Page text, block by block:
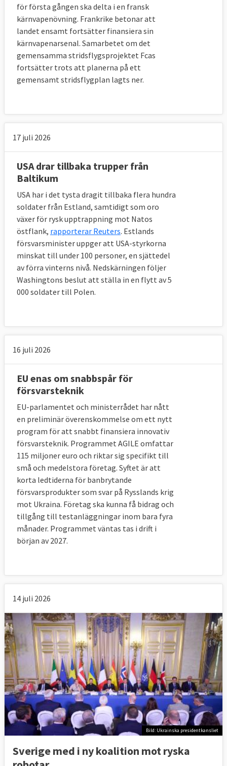
republiken Kongo (2006), Tchad (2008) och
Centralafrikanska republiken (2014). Det
finns även en motsvarighet för marina
insatser: EU Navfor.
Kanske i framtiden. Men frågan är helt
mellanstatlig och kräver i dag att alla
medlemsländer är med på det vilket innebär
att alla länder har vetorätt mot en eventuell
EU-armé. En sådan har heller inte
föreslagits i något formellt EU-dokument.
10. Hur ser EU-ländernas försvarsutgifter
EU-ländernas försvarsbudgetar är
sammantaget världens näst största
försvarsbudget efter USA. Försvarsindustrin
Försvarsbudgetarna i EU-länderna har dock
minskat de senaste åren, medan länder som
Kina, Ryssland och Saudiarabien har byggt
ut sina försvarssektorer USA satsade mer
än dubbelt så mycket som EU-ländernas
totala försvarsutgifter under 2015.
för första gången ska delta i en fransk
kärnvapenövning. Frankrike betonar att
landet ensamt fortsätter finansiera sin
kärnvapenarsenal. Samarbetet om det
gemensamma stridsflygsprojektet Fcas
fortsätter trots att planerna på ett
gemensamt stridsflygplan lagts ner.
17 juli 2026
USA drar tillbaka trupper från
Baltikum
USA har i det tysta dragit tillbaka flera hundra
soldater från Estland, samtidigt som oro
växer för rysk upptrappning mot Natos
östflank, rapporterar Reuters. Estlands
försvarsminister uppger att USA-styrkorna
minskat till under 100 personer, en sjättedel
av förra vinterns nivå. Nedskärningen följer
Washingtons beslut att ställa in en flytt av 5
000 soldater till Polen.
16 juli 2026
EU enas om snabbspår för
försvarsteknik
EU-parlamentet och ministerrådet har nått
en preliminär överenskommelse om ett nytt
program för att snabbt finansiera innovativ
försvarsteknik. Programmet AGILE omfattar
115 miljoner euro och riktar sig specifikt till
små och medelstora företag. Syftet är att
korta ledtiderna för banbrytande
försvarsprodukter som svar på Rysslands krig
mot Ukraina. Företag ska kunna få bidrag och
tillgång till testanläggningar inom bara fyra
månader. Programmet väntas tas i drift i
början av 2027.
14 juli 2026
Bild: Ukrainska presidentkansliet
Sverige med i ny koalition mot ryska